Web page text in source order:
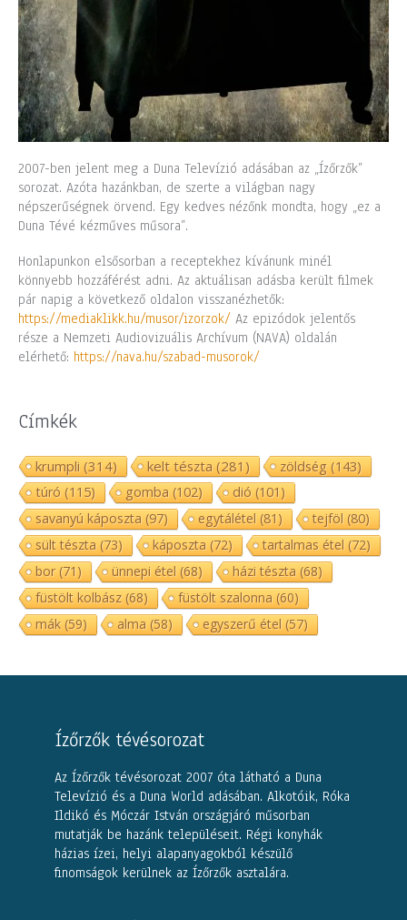
2007-ben jelent meg a Duna Televízió adásában az „Ízőrzők”
sorozat. Azóta hazánkban, de szerte a világban nagy
népszerűségnek örvend. Egy kedves nézőnk mondta, hogy „ez a
Duna Tévé kézműves műsora”.
Honlapunkon elsősorban a receptekhez kívánunk minél
könnyebb hozzáférést adni. Az aktuálisan adásba került filmek
pár napig a következő oldalon visszanézhetők:
https://mediaklikk.hu/musor/izorzok/ Az epizódok jelentős
része a Nemzeti Audiovizuális Archívum (NAVA) oldalán
elérhető: https://nava.hu/szabad-musorok/
Címkék
krumpli (314) kelt tészta (281) zöldség (143)
túró (115) gomba (102) dió (101)
savanyú káposzta (97) egytálétel (81) tejföl (80)
sült tészta (73) káposzta (72) tartalmas étel (72)
bor(71) ünnepi étel (68) házi tészta (68)
füstölt kolbász(68) füstölt szalonna (60)
mák(59) alma (58) egyszerű étel (57)
Ízőrzők tévésorozat
Az Ízőrzők tévésorozat 2007 óta látható a Duna
Televízió és a Duna World adásában. Alkotóik, Róka
Ildikó és Móczár István országjáró műsorban
mutatják be hazánk településeit. Régi konyhák
házias ízei, helyi alapanyagokból készülő
finomságok kerülnek az Ízőrzők asztalára.